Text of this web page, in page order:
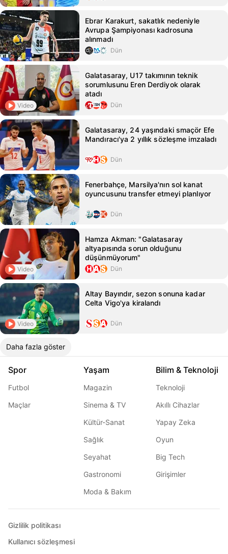
Ebrar Karakurt, sakatlık nedeniyle
Avrupa Şampiyonası kadrosuna
alınmadı
Dün
Video
Galatasaray, U17 takımının teknik
sorumlusunu Eren Derdiyok olarak
atadı
Dün
Galatasaray, 24 yaşındaki smaçör Efe
Mandıracı'ya 2 yıllık sözleşme imzaladı
Dün
Fenerbahçe, Marsilya'nın sol kanat
oyuncusunu transfer etmeyi planlıyor
Dün
Video
Hamza Akman: "Galatasaray
altyapısında sorun olduğunu
düşünmüyorum"
Dün
Video
Altay Bayındır, sezon sonuna kadar
Celta Vigo'ya kiralandı
Dün
Daha fazla göster
Spor
Futbol
Maçlar
Yaşam
Magazin
Sinema & TV
Kültür-Sanat
Sağlık
Seyahat
Gastronomi
Moda & Bakım
Bilim & Teknoloji
Teknoloji
Akıllı Cihazlar
Yapay Zeka
Oyun
Big Tech
Girişimler
Gizlilik politikası
Kullanıcı sözleşmesi